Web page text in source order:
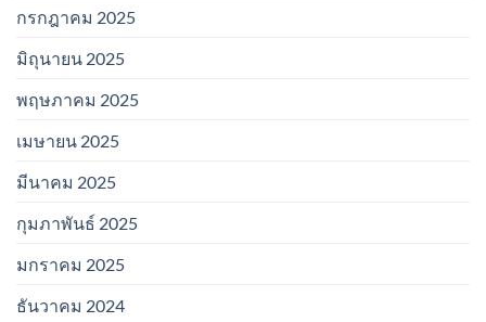
กรกฎาคม 2025
มิถุนายน 2025
พฤษภาคม 2025
เมษายน 2025
มีนาคม 2025
กุมภาพันธ์ 2025
มกราคม 2025
ธันวาคม 2024